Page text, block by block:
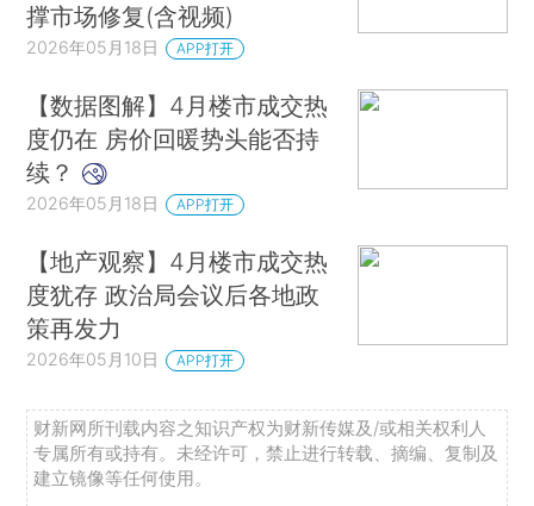
撑市场修复(含视频)
2026年05月18日 APP打开
【数据图解】4月楼市成交热
度仍在 房价回暖势头能否持
续？
2026年05月18日 APP打开
【地产观察】4月楼市成交热
度犹存 政治局会议后各地政
策再发力
2026年05月10日 APP打开
财新网所刊载内容之知识产权为财新传媒及/或相关权利人
专属所有或持有。未经许可，禁止进行转载、摘编、复制及
建立镜像等任何使用。